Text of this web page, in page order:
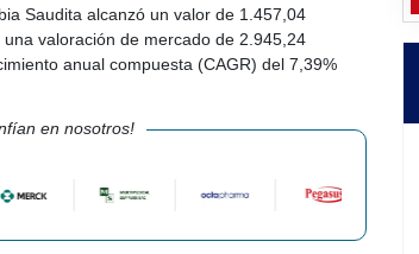
Saudita alcanzó un valor de 1.457,04
valoración de mercado de 2.945,24
anual compuesta (CAGR) del 7,39%
en nosotros!